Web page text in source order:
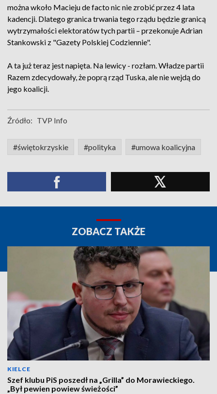
można wkoło Macieju de facto nic nie zrobić przez 4 lata
kadencji. Dlatego granica trwania tego rządu będzie granicą
wytrzymałości elektoratów tych partii – przekonuje Adrian
Stankowski z "Gazety Polskiej Codziennie".
A ta już teraz jest napięta. Na lewicy - rozłam. Władze partii
Razem zdecydowały, że poprą rząd Tuska, ale nie wejdą do
jego koalicji.
Źródło: TVP Info
#świętokrzyskie #polityka #umowa koalicyjna
ZOBACZ TAKŻE
KIELCE
Szef klubu PiS poszedł na „Grilla” do Morawieckiego.
„Był pewien powiew świeżości”